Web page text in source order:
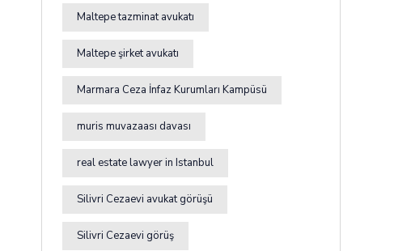
Maltepe tazminat avukatı
Maltepe şirket avukatı
Marmara Ceza İnfaz Kurumları Kampüsü
muris muvazaası davası
real estate lawyer in Istanbul
Silivri Cezaevi avukat görüşü
Silivri Cezaevi görüş